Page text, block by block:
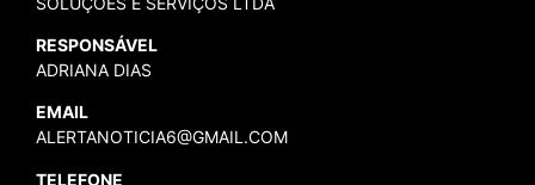
RESPONSÁVEL
ADRIANA DIAS
EMAIL
ALERTANOTICIA6@GMAIL.COM
TELEFONE